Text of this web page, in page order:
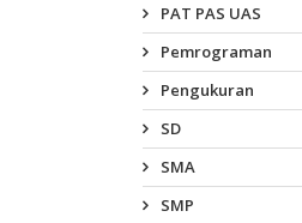
PAT PAS UAS
Pemrograman
Pengukuran
SD
SMA
SMP